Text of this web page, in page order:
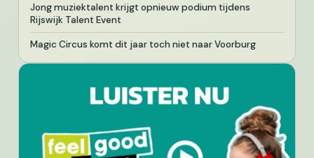
Jong muziektalent krijgt opnieuw podium tijdens
Rijswijk Talent Event
Magic Circus komt dit jaar toch niet naar Voorburg